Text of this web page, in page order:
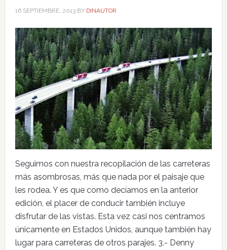
16 SEPTIEMBRE, 2013BY DINAUTOR
Seguimos con nuestra recopilación de las carreteras
más asombrosas, más que nada por el paisaje que
les rodea. Y es que como decíamos en la anterior
edición, el placer de conducir también incluye
disfrutar de las vistas. Esta vez casi nos centramos
únicamente en Estados Unidos, aunque también hay
lugar para carreteras de otros parajes. 3.- Denny